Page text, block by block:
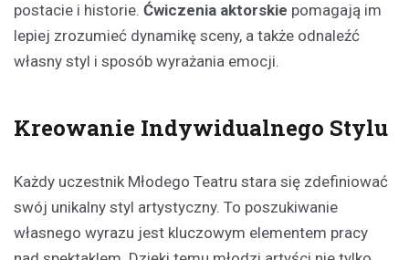
postacie i historie. Ćwiczenia aktorskie pomagają im
lepiej zrozumieć dynamikę sceny, a także odnaleźć
własny styl i sposób wyrażania emocji.
Kreowanie Indywidualnego Stylu
Każdy uczestnik Młodego Teatru stara się zdefiniować
swój unikalny styl artystyczny. To poszukiwanie
własnego wyrazu jest kluczowym elementem pracy